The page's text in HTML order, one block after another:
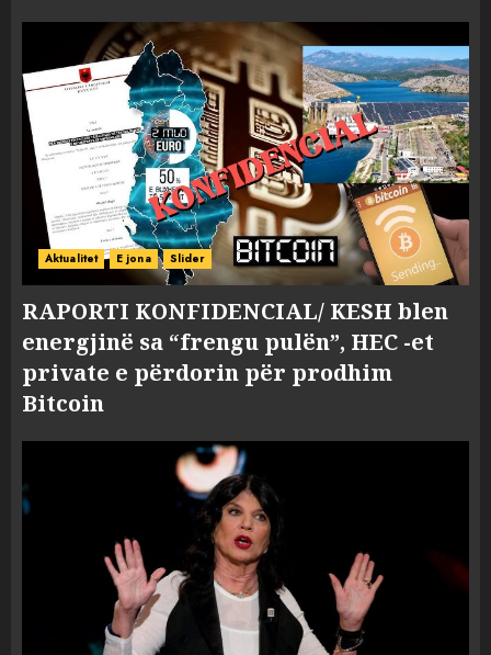
Aktualitet E jona Slider
RAPORTI KONFIDENCIAL/ KESH blen
energjinë sa “frengu pulën”, HEC -et
private e përdorin për prodhim
Bitcoin